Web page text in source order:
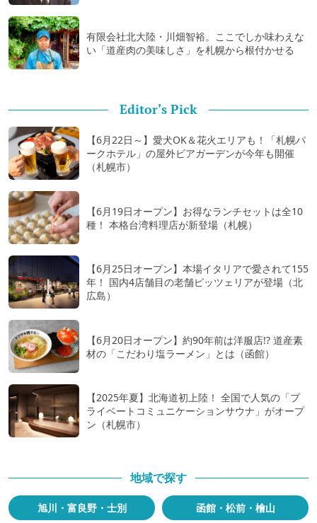
有限会社北大陸・川畑智裕。ここでしか味わえな
い「道産肉の美味しさ」を札幌から根付かせる
Editor's Pick
【6月22日～】愛犬OK＆花火エリアも！「札幌パ
ークホテル」の屋外ビアガーデンが今年も開催
（札幌市）
【6月19日オープン】お得なランチセットは全10
種！ 本格台湾料理店が新登場（札幌）
【6月25日オープン】本場イタリアで愛されて155
年！ 国内4店舗目の老舗ピッツェリアが登場（北
広島）
【6月20日オープン】約90年前は洋服店!? 道産素
材の「こだわり塩ラーメン」とは（函館）
【2025年夏】北海道初上陸！ 全国で人気の「プ
ライベートコミュニケーションサウナ」がオープ
ン（札幌市）
地域で探す
旭川・富良野・士別 函館・松前・檜山